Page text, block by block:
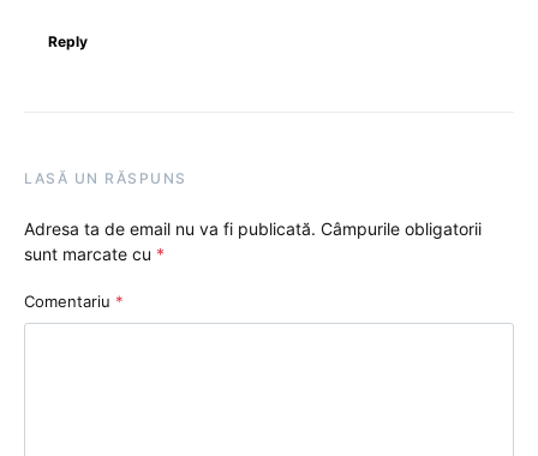
Reply
LASĂ UN RĂSPUNS
Adresa ta de email nu va fi publicată. Câmpurile obligatorii
sunt marcate cu *
Comentariu *